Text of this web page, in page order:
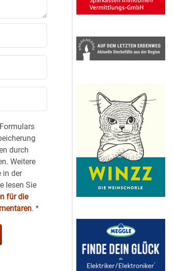
durch
Weitere
in der
lesen Sie
für die
.*